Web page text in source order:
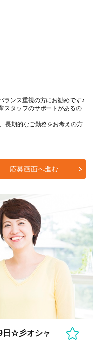
ランス重視の方にお勧めです♪
スタッフのサポートがあるの
長期的なご勤務をお考えの方
応募画面へ進む
日☆彡オシャ